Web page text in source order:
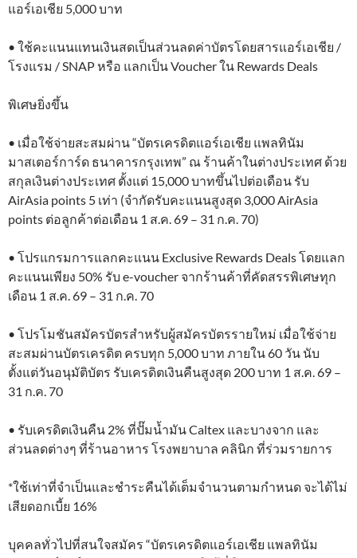
แอร์เอเชีย 5,000 บาท
• ใช้คะแนนแทนเงินสดเป็นส่วนลดค่าบัตรโดยสารแอร์เอเชีย /
โรงแรม / SNAP หรือ แลกเป็น Voucher ใน Rewards Deals
พิเศษยิ่งขึ้น
• เมื่อใช้จ่ายสะสมผ่าน “บัตรเครดิตแอร์เอเชีย แพลทินัม
มาสเตอร์การ์ด ธนาคารกรุงเทพ” ณ ร้านค้าในต่างประเทศ ด้วย
สกุลเงินต่างประเทศ ตั้งแต่ 15,000 บาทขึ้นไปต่อเดือน รับ
AirAsia points 5 เท่า (จำกัดรับคะแนนสูงสุด 3,000 AirAsia
points ต่อลูกค้าต่อเดือน 1 ส.ค. 69 – 31 ก.ค. 70)
• โปรแกรมการแลกคะแนน Exclusive Rewards Deals โดยแลก
คะแนนเพียง 50% รับ e-voucher จากร้านค้าที่คัดสรรพิเศษทุก
เดือน 1 ส.ค. 69 – 31 ก.ค. 70
• โปรโมชันสมัครบัตรสำหรับผู้สมัครบัตรรายใหม่ เมื่อใช้จ่าย
สะสมผ่านบัตรเครดิต ครบทุก 5,000 บาท ภายใน 60 วัน นับ
ตั้งแต่วันอนุมัติบัตร รับเครดิตเงินคืนสูงสุด 200 บาท 1 ส.ค. 69 –
31 ก.ค. 70
• รับเครดิตเงินคืน 2% ที่ปั๊มน้ำมัน Caltex และบางจาก และ
ส่วนลดต่างๆ ที่ร้านอาหาร โรงพยาบาล คลินิก ที่ร่วมรายการ
*ใช้เท่าที่จำเป็นและชำระคืนได้เต็มจำนวนตามกำหนด จะได้ไม่
เสียดอกเบี้ย 16%
บุคคลทั่วไปที่สนใจสมัคร “บัตรเครดิตแอร์เอเชีย แพลทินัม